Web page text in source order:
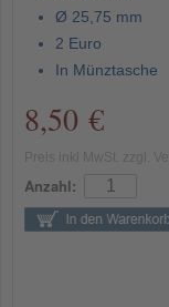
Ø 25,75 mm
2 Euro
In Münztasche
8,50 €
Anzahl: